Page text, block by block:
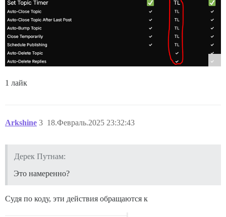
1 лайк
Arkshine 18.Февраль.2025 23:32:43
3
Дерек Путнам:
Это намеренно?
Судя по коду, эти действия обращаются к